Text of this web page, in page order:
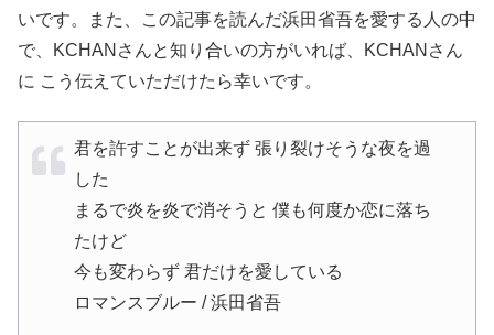
いです。また、この記事を読んだ浜田省吾を愛する人の中
で、KCHANさんと知り合いの方がいれば、KCHANさん
に こう伝えていただけたら幸いです。
君を許すことが出来ず 張り裂けそうな夜を過
した
まるで炎を炎で消そうと 僕も何度か恋に落ち
たけど
今も変わらず 君だけを愛している
ロマンスブルー / 浜田省吾